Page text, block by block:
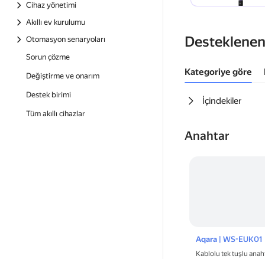
Cihaz yönetimi
Akıllı ev kurulumu
Otomasyon senaryoları
Sorun çözme
Değiştirme ve onarım
Destek birimi
Tüm akıllı cihazlar
Kategoriye göre
İçindekiler
Anahtar
Aqara| WS-EUK01
Kablolu tek tuşlu